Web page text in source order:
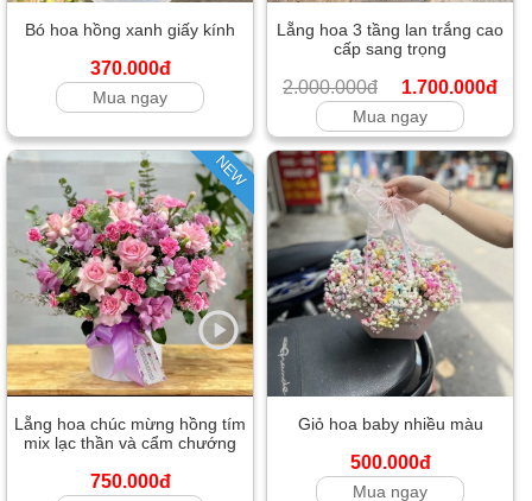
Bó hoa hồng xanh giấy kính
370.000đ
Mua ngay
Lẵng hoa 3 tầng lan trắng cao
cấp sang trọng
2.000.000đ 1.700.000đ
Mua ngay
NEW
Lẵng hoa chúc mừng hồng tím
mix lạc thần và cẩm chướng
750.000đ
Giỏ hoa baby nhiều màu
500.000đ
Mua ngay